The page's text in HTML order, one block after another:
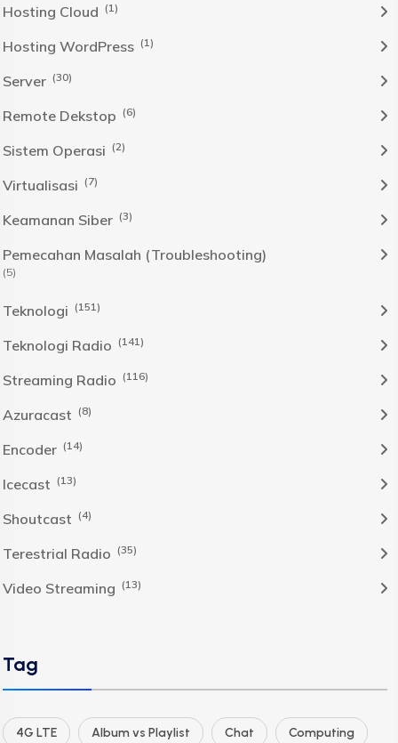
Hosting Cloud (1)
Hosting WordPress (1)
Server (30)
Remote Dekstop (6)
Sistem Operasi (2)
Virtualisasi (7)
Keamanan Siber (3)
Pemecahan Masalah (Troubleshooting)
(5)
Teknologi (151)
Teknologi Radio (141)
Streaming Radio (116)
Azuracast (8)
Encoder (14)
Icecast (13)
Shoutcast (4)
Terestrial Radio (35)
Video Streaming (13)
Tag
4G LTE Album vs Playlist Chat Computing